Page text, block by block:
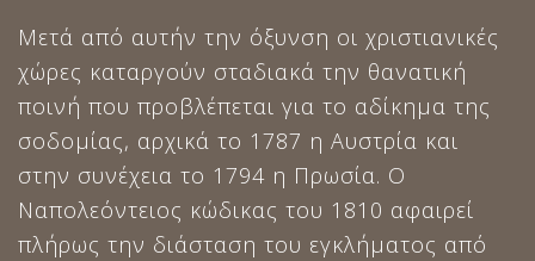
Μετά από αυτήν την όξυνση οι χριστιανικές
χώρες καταργούν σταδιακά την θανατική
ποινή που προβλέπεται για το αδίκημα της
σοδομίας, αρχικά το 1787 η Αυστρία και
στην συνέχεια το 1794 η Πρωσία. Ο
Ναπολεόντειος κώδικας του 1810 αφαιρεί
πλήρως την διάσταση του εγκλήματος από